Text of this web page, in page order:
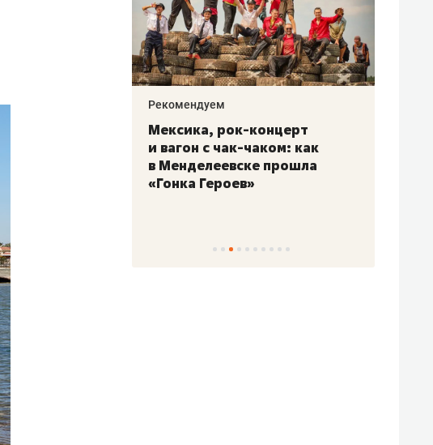
Рекомендуем
Мексика, рок-концерт
и вагон с чак-чаком: как
в Менделеевске прошла
«Гонка Героев»